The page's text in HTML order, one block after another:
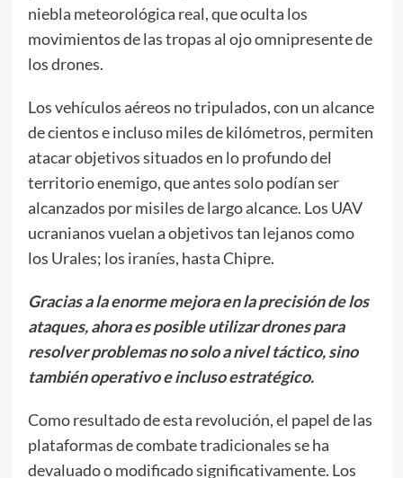
niebla meteorológica real, que oculta los
movimientos de las tropas al ojo omnipresente de
los drones.
Los vehículos aéreos no tripulados, con un alcance
de cientos e incluso miles de kilómetros, permiten
atacar objetivos situados en lo profundo del
territorio enemigo, que antes solo podían ser
alcanzados por misiles de largo alcance. Los UAV
ucranianos vuelan a objetivos tan lejanos como
los Urales; los iraníes, hasta Chipre.
Gracias a la enorme mejora en la precisión de los
ataques, ahora es posible utilizar drones para
resolver problemas no solo a nivel táctico, sino
también operativo e incluso estratégico.
Como resultado de esta revolución, el papel de las
plataformas de combate tradicionales se ha
devaluado o modificado significativamente. Los